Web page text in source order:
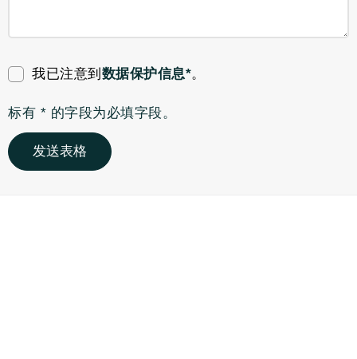
我已注意到 数据保护信息*。
标有 * 的字段为必填字段。
发送表格